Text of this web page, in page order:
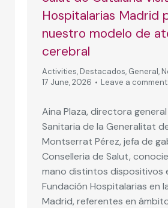
Hospitalarias Madrid
nuestro modelo de
cerebral
Activities, Destacados, General,
17 June, 2026
Leave a comment
Aina Plaza, directora
Sanitaria de la Generalitat
Montserrat Pérez, jefa de
Conselleria de Salut,
mano distintos dispositivos
Fundación Hospitalarias en
Madrid, referentes en